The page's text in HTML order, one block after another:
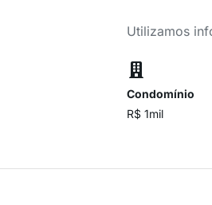
Utilizamos
Condomínio
R$ 1mil